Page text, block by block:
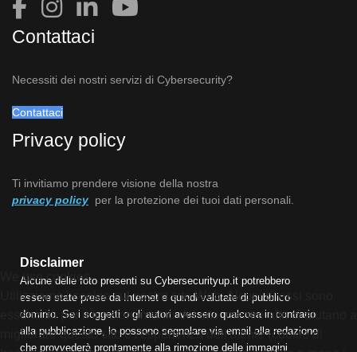
Contattaci
Necessiti dei nostri servizi di Cybersecurity?
Contattaci
Privacy policy
Ti invitiamo prendere visione della nostra
privacy policy per la protezione dei tuoi dati personali.
Disclaimer
Alcune delle foto presenti su Cybersecurityup.it potrebbero
essere state prese da Internet e quindi valutate di pubblico
dominio. Se i soggetti o gli autori avessero qualcosa in contrario
alla pubblicazione, lo possono segnalare via email alla redazione
che provvederà prontamente alla rimozione delle immagini
We use cookies
Utilizziamo i cookie sul nostro sito Web. Alcuni di essi sono
essenziali per il funzionamento del sito, mentre altri ci aiutano a
migliorare questo sito e l'esperienza dell'utente (cookie di